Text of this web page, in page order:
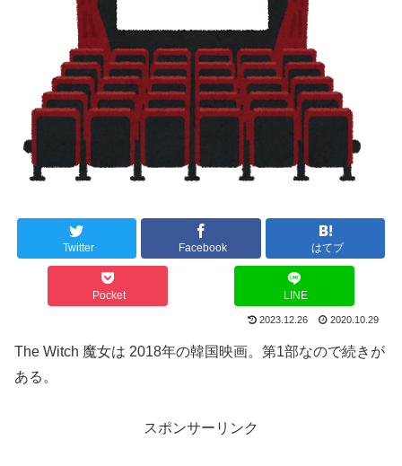
Twitter Facebook はてブ
Pocket LINE
2023.12.26 2020.10.29
The Witch 魔女は 2018年の韓国映画。第1部なので続きが
ある。
スポンサーリンク